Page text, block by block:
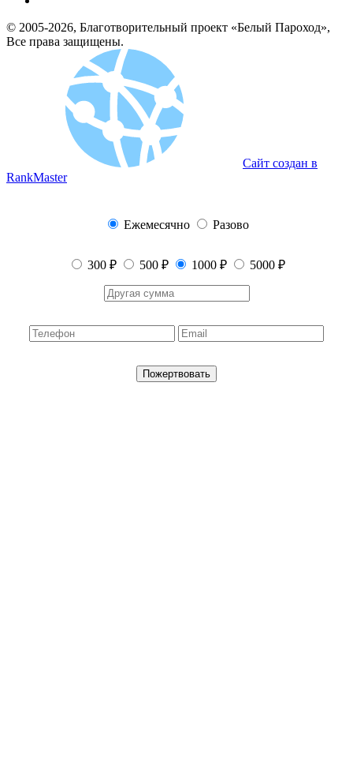
© 2005-2026, Благотворительный проект «Белый Пароход»,
Все права защищены.
Сайт создан в
RankMaster
Ежемесячно Разово
300 ₽ 500 ₽ 1000 ₽ 5000 ₽
Пожертвовать